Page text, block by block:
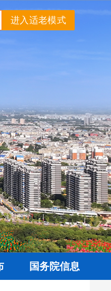
进入适老模式
国务院信息